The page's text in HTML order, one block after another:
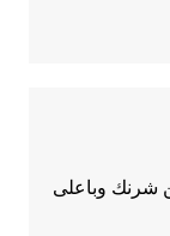
شرنك وباعلى